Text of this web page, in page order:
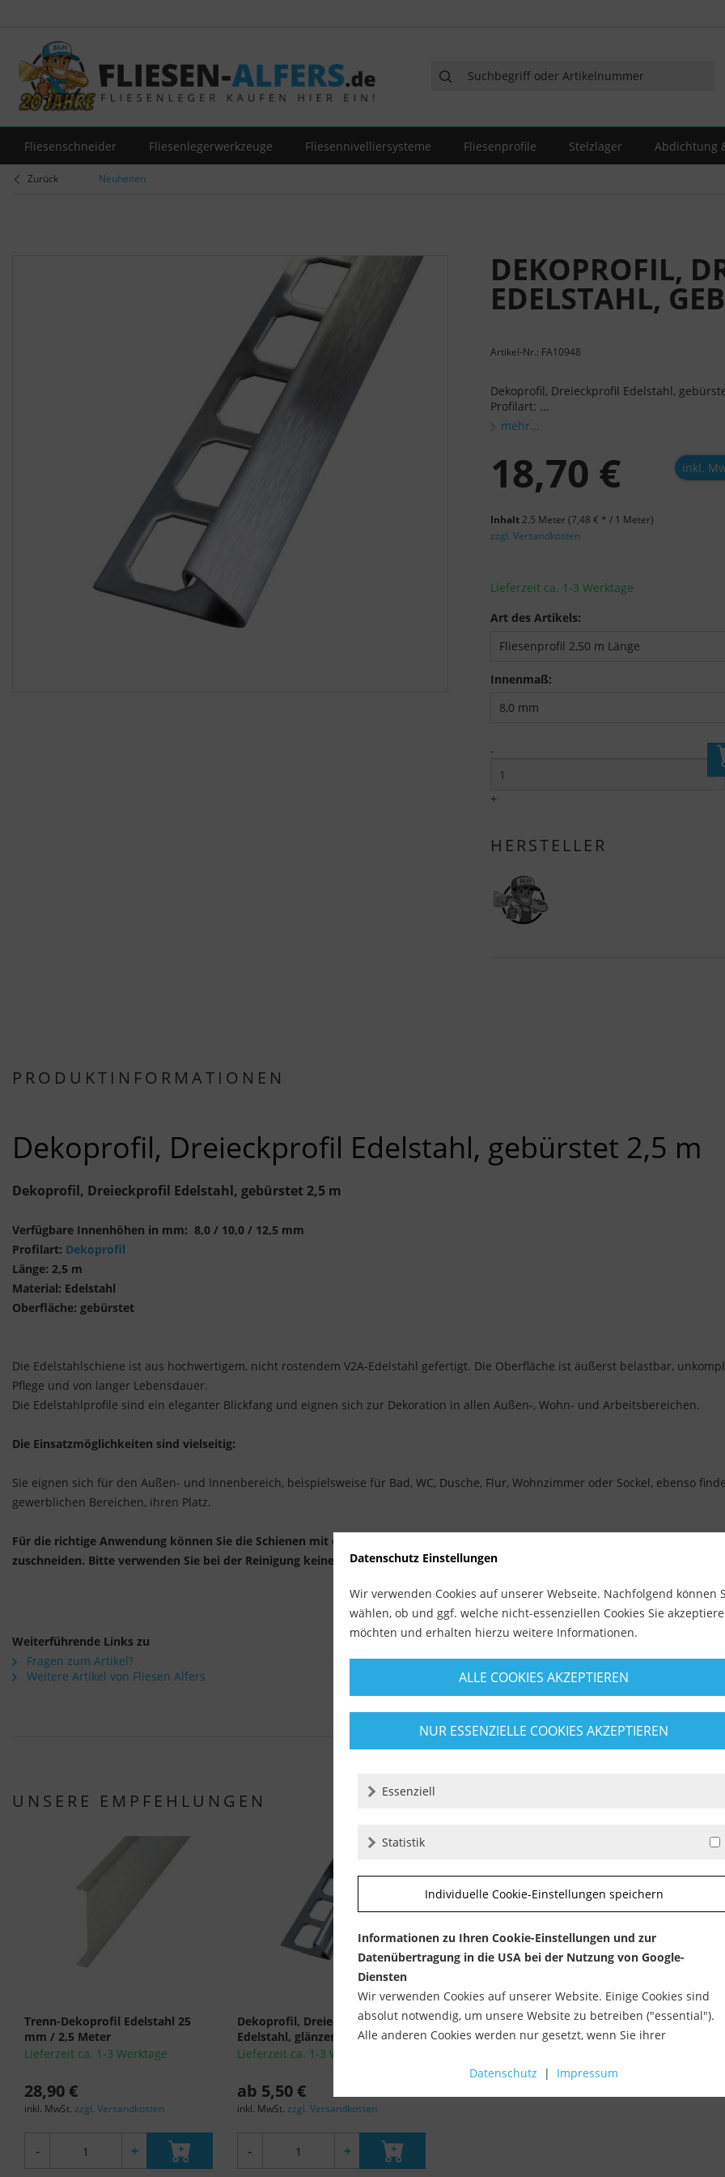
Fliesenschneider Fliesenlegerwerkzeuge Fliesennivelliersysteme Fliesenprofile Stelzlager Abdichtung
Zurück Neuheiten
DEKOPROFIL,
EDELSTAHL,
Artikel-Nr.: FA10948
Dekoprofil, Dreieckprofil Edelstahl,
Profilart: ...
mehr...
18,70 € inkl.
Inhalt2.5 Meter(7,48 € * / 1 Meter)
zzgl. Versandkosten
Lieferzeit ca. 1-3 Werktage
Art des Artikels:
Innenmaß:
-
+
HERSTELLER
PRODUKTINFORMATIONEN
Dekoprofil, Dreieckprofil Edelstahl, gebürstet 2,5 m
Dekoprofil, Dreieckprofil Edelstahl, gebürstet 2,5 m
Verfügbare Innenhöhen in mm: 8,0 / 10,0 / 12,5 mm
Profilart: Dekoprofil
Länge: 2,5 m
Material: Edelstahl
Oberfläche: gebürstet
Die Edelstahlschiene ist aus hochwertigem, nicht rostendem V2A-Edelstahl gefertigt. Die Oberfläche ist äußerst belastbar,
Pflege und von langer Lebensdauer.
Die Edelstahlprofile sind ein eleganter Blickfang und eignen sich zur Dekoration in allen Außen-, Wohn- und Arbeitsbereichen.
Die Einsatzmöglichkeiten sind vielseitig:
Sie eignen sich für den Außen- und Innenbereich, beispielsweise für Bad, WC, Dusche, Flur, Wohnzimmer oder Sockel, ebenso
gewerblichen Bereichen, ihren Platz.
Für die richtige Anwendung können Sie die Schienen mit einer Flex und der entsprechenden Metallflexscheibe auf die
zuschneiden. Bitte verwenden Sie bei der Reinigung keine chemischen und scheuernden Reinigungsmittel.
Weiterführende Links zu
Fragen zum Artikel?
Weitere Artikel von Fliesen Alfers
UNSERE EMPFEHLUNGEN
Trenn-Dekoprofil Edelstahl 25
mm / 2,5 Meter
Lieferzeit ca. 1-3 Werktage
28,90 €
inkl. MwSt. zzgl. Versandkosten
- +
Dekoprofil, Dreieckprofil
Edelstahl, glänzend...
Lieferzeit ca. 1-3 Werktage
ab 5,50 €
inkl. MwSt. zzgl. Versandkosten
- +
Datenschutz Einstellungen
Wir verwenden Cookies auf unserer Webseite. Nachfolgend können
wählen, ob und ggf. welche nicht-essenziellen Cookies Sie
möchten und erhalten hierzu weitere Informationen.
ALLE COOKIES AKZEPTIEREN
NUR ESSENZIELLE COOKIES AKZEPTIEREN
Essenziell
Statistik
Individuelle Cookie-Einstellungen speichern
Informationen zu Ihren Cookie-Einstellungen und zur
Datenübertragung in die USA bei der Nutzung von Google-
Diensten
Wir verwenden Cookies auf unserer Website. Einige Cookies sind
absolut notwendig, um unsere Website zu betreiben ("essential").
Alle anderen Cookies werden nur gesetzt, wenn Sie ihrer
können Sie wählen, ob Sie "nur wesentliche Cookies ", "alle Cookies
möchten.
Datenschutz | Impressum